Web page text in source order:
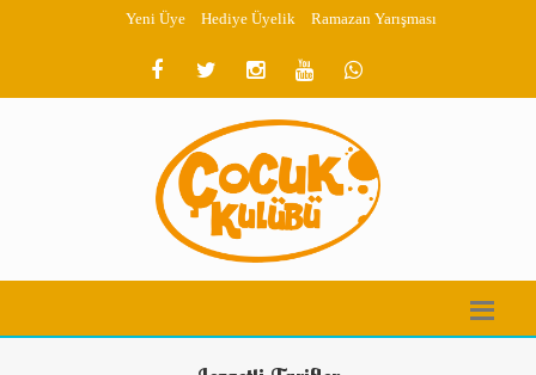
Yeni Üye Hediye Üyelik Ramazan Yarışması